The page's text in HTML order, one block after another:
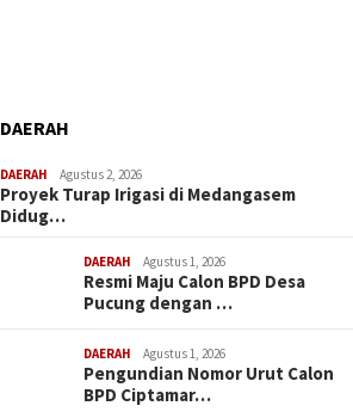
DAERAH
DAERAH Agustus 2, 2026
Proyek Turap Irigasi di Medangasem
Didug…
DAERAH Agustus 1, 2026
Resmi Maju Calon BPD Desa
Pucung dengan …
DAERAH Agustus 1, 2026
Pengundian Nomor Urut Calon
BPD Ciptamar…